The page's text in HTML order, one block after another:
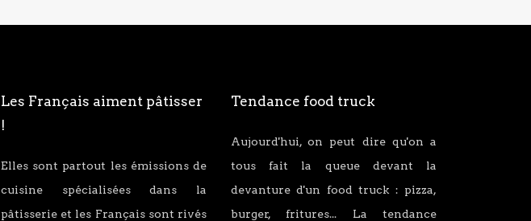
Les Français aiment pâtisser
!
Elles sont partout les émissions de
cuisine spécialisées dans la
pâtisserie et les Français sont rivés
Tendance food truck
Aujourd'hui, on peut dire qu'on a
tous fait la queue devant la
devanture d'un food truck : pizza,
burger, fritures... La tendance